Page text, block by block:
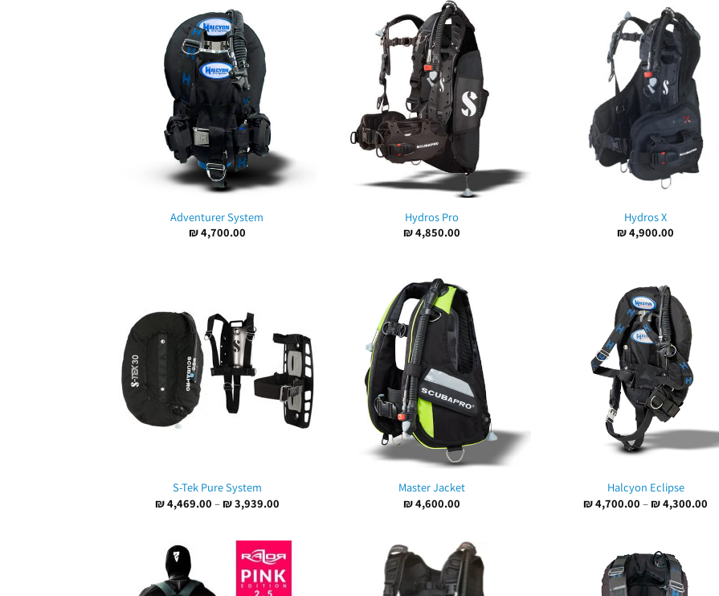
Hydros X
₪4,900.00
Hydros Pro
₪4,850.00
Adventurer System
₪4,700.00
Halcyon Eclipse
₪4,300.00
–
₪4,700.00 טווח
Master Jacket
₪4,600.00
S-Tek Pure System
₪3,939.00
–
₪4,469.00 טווח